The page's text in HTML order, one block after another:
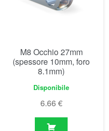
M8 Occhio 27mm
(spessore 10mm, foro
8.1mm)
Disponibile
6.66 €